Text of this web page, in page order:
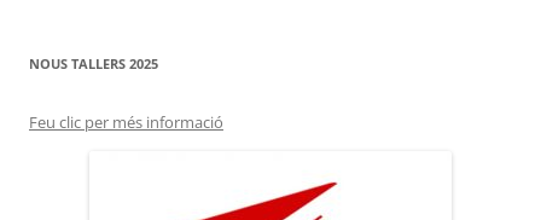
NOUS TALLERS 2025
Feu clic per més informació